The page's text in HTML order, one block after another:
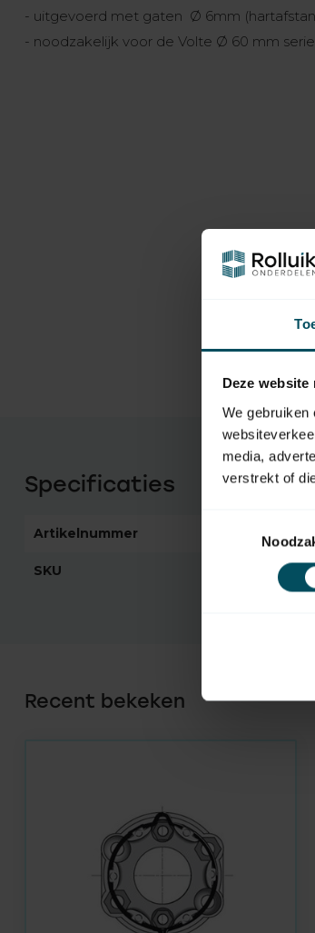
Deze
We gebruiken
media,
verstrekt of
- uitgevoerd met gaten Ø 6mm
- noodzakelijk voor de Volte Ø 60 mm
Specificaties
Artikelnummer 1168
SKU
Recent bekeken